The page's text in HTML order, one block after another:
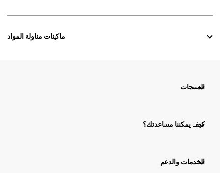
ماكينات مناولة المواد
المنتجات
كيف يمكننا مساعدتك؟
الخدمات والدعم